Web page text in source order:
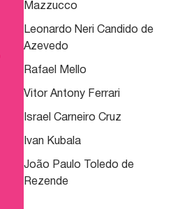
Mazzucco
Leonardo Neri Candido de
Azevedo
Rafael Mello
Vitor Antony Ferrari
Israel Carneiro Cruz
Ivan Kubala
João Paulo Toledo de
Rezende